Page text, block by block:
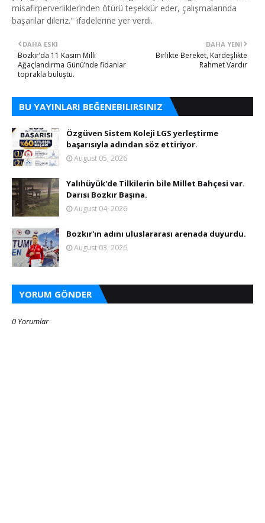
misafirperverliklerinden ötürü teşekkür eder, çalışmalarında
başarılar dileriz." ifadelerine yer verdi.
DAHA YENI
Birlikte Bereket, Kardeşlikte
Rahmet Vardır
DAHA ESKI
Bozkır’da 11 Kasım Milli
Ağaçlandırma Günü’nde fidanlar
toprakla buluştu.
BU YAYINLARI BEĞENEBILIRSINIZ
Özgüven Sistem Koleji LGS yerleştirme
başarısıyla adından söz ettiriyor.
August 05, 2026
Yalıhüyük'de Tilkilerin bile Millet Bahçesi var.
Darısı Bozkır Başına.
August 04, 2026
Bozkır'ın adını uluslararası arenada duyurdu.
August 03, 2026
YORUM GÖNDER
0 Yorumlar